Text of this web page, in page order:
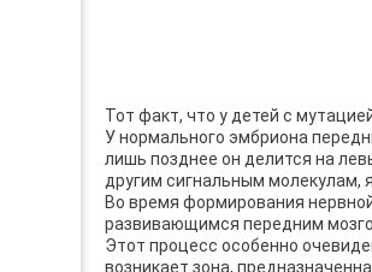
Тот факт, что у детей с
У нормального эмбриона
лишь позднее он делится на
другим сигнальным молекулам,
Во время формирования
развивающимся передним
Этот процесс особенно
возникает зона,